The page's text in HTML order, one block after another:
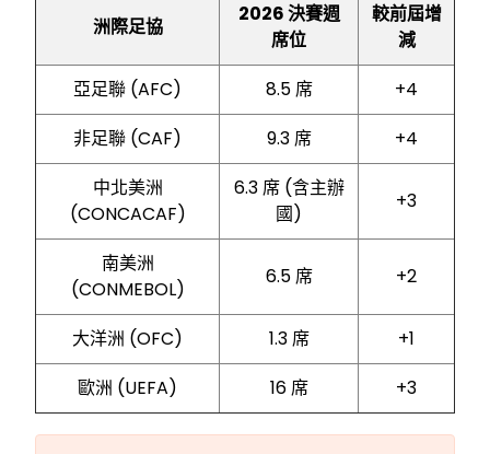
洲際足協
2026 決賽週
席位
較前屆增
減
亞足聯 (AFC)
8.5 席
+4
非足聯 (CAF)
9.3 席
+4
中北美洲
(CONCACAF)
6.3 席 (含主辦
國)
+3
南美洲
(CONMEBOL)
6.5 席 +2
大洋洲 (OFC) 1.3 席
+1
歐洲 (UEFA)
16 席 +3